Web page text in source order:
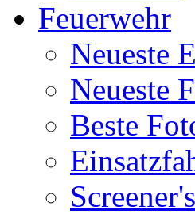
Feuerwehr
Neueste
Neueste
Beste